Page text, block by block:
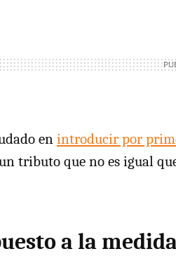
en introducir por
tributo que no es igual
a la